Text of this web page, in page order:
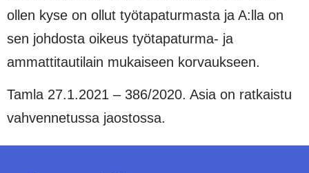
ollen kyse on ollut työtapaturmasta ja A:lla on
sen johdosta oikeus työtapaturma- ja
ammattitautilain mukaiseen korvaukseen.
Tamla 27.1.2021 – 386/2020. Asia on ratkaistu
vahvennetussa jaostossa.